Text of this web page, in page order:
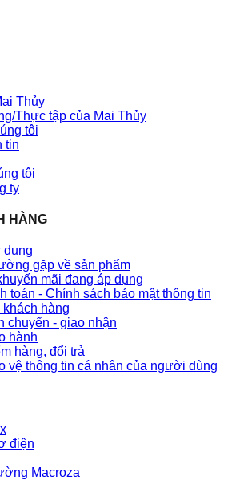
Thủy
Thực tập của Mai Thủy
tôi
tin
tôi
ty
HÀNG
dụng
gặp về sản phẩm
mãi đang áp dụng
toán - Chính sách bảo mật thông tin
hàng
chuyển - giao nhận
hành
hàng, đổi trả
vệ thông tin cá nhân của người dùng
điện
Macroza